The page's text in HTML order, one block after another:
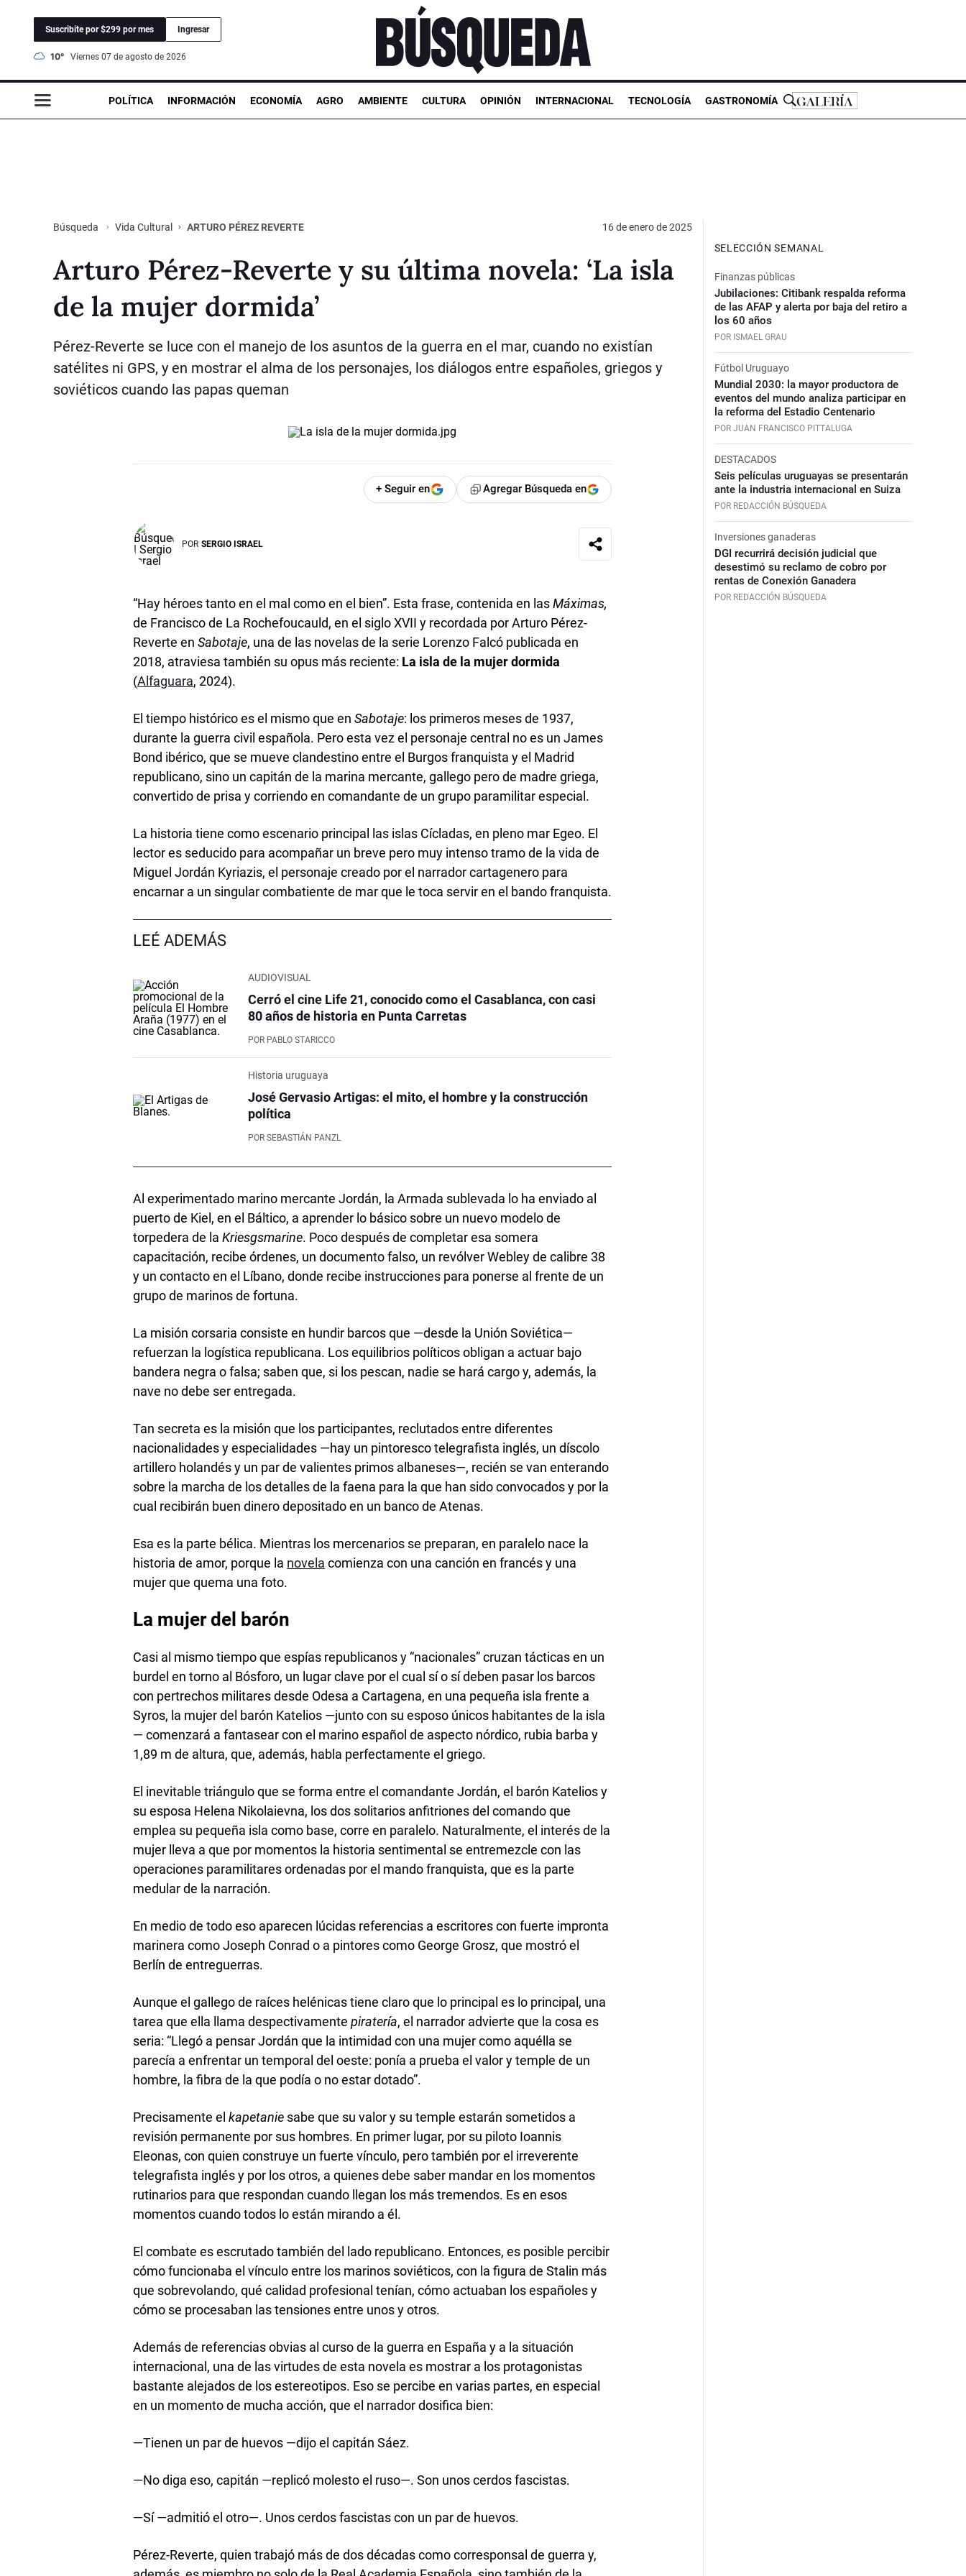
Suscribite por $299 por mes Ingresar
10° viernes 07 de agosto de 2026
POLÍTICA INFORMACIÓN ECONOMÍA AGRO AMBIENTE CULTURA OPINIÓN INTERNACIONAL TECNOLOGÍA GASTRONOMÍA
Búsqueda Vida Cultural ARTURO PÉREZ REVERTE 16 de enero de 2025
Arturo Pérez-Reverte y su última novela: ‘La isla
de la mujer dormida’
Pérez-Reverte se luce con el manejo de los asuntos de la guerra en el mar, cuando no existían
satélites ni GPS, y en mostrar el alma de los personajes, los diálogos entre españoles, griegos y
soviéticos cuando las papas queman
+ Seguir en Agregar Búsqueda en
POR SERGIO ISRAEL
“Hay héroes tanto en el mal como en el bien”. Esta frase, contenida en lasMáximas,
de Francisco de La Rochefoucauld, en el siglo XVII y recordada por Arturo Pérez-
Reverte enSabotaje, una de las novelas de la serie Lorenzo Falcó publicada en
2018, atraviesa también su opus más reciente: La isla de la mujer dormida
(Alfaguara, 2024).
El tiempo histórico es el mismo que enSabotaje: los primeros meses de 1937,
durante la guerra civil española. Pero esta vez el personaje central no es un James
Bond ibérico, que se mueve clandestino entre el Burgos franquista y el Madrid
republicano, sino un capitán de la marina mercante, gallego pero de madre griega,
convertido de prisa y corriendo en comandante de un grupo paramilitar especial.
La historia tiene como escenario principal las islas Cícladas, en pleno mar Egeo. El
lector es seducido para acompañar un breve pero muy intenso tramo de la vida de
Miguel Jordán Kyriazis, el personaje creado por el narrador cartagenero para
encarnar a un singular combatiente de mar que le toca servir en el bando franquista.
LEÉ ADEMÁS
AUDIOVISUAL
Cerró el cine Life 21, conocido como el Casablanca, con casi
80 años de historia en Punta Carretas
POR PABLO STARICCO
Historia uruguaya
José Gervasio Artigas: el mito, el hombre y la construcción
política
POR SEBASTIÁN PANZL
Al experimentado marino mercante Jordán, la Armada sublevada lo ha enviado al
puerto de Kiel, en el Báltico, a aprender lo básico sobre un nuevo modelo de
torpedera de laKriesgsmarine. Poco después de completar esa somera
capacitación, recibe órdenes, un documento falso, un revólver Webley de calibre 38
y un contacto en el Líbano, donde recibe instrucciones para ponerse al frente de un
grupo de marinos de fortuna.
La misión corsaria consiste en hundir barcos que —desde la Unión Soviética—
refuerzan la logística republicana. Los equilibrios políticos obligan a actuar bajo
bandera negra o falsa; saben que, si los pescan, nadie se hará cargo y, además, la
nave no debe ser entregada.
Tan secreta es la misión que los participantes, reclutados entre diferentes
nacionalidades y especialidades —hay un pintoresco telegrafista inglés, un díscolo
artillero holandés y un par de valientes primos albaneses—, recién se van enterando
sobre la marcha de los detalles de la faena para la que han sido convocados y por la
cual recibirán buen dinero depositado en un banco de Atenas.
Esa es la parte bélica. Mientras los mercenarios se preparan, en paralelo nace la
historia de amor, porque la novela comienza con una canción en francés y una
mujer que quema una foto.
La mujer del barón
Casi al mismo tiempo que espías republicanos y “nacionales” cruzan tácticas en un
burdel en torno al Bósforo, un lugar clave por el cual sí o sí deben pasar los barcos
con pertrechos militares desde Odesa a Cartagena, en una pequeña isla frente a
Syros, la mujer del barón Katelios —junto con su esposo únicos habitantes de la isla
— comenzará a fantasear con el marino español de aspecto nórdico, rubia barba y
1,89 m de altura, que, además, habla perfectamente el griego.
El inevitable triángulo que se forma entre el comandante Jordán, el barón Katelios y
su esposa Helena Nikolaievna, los dos solitarios anfitriones del comando que
emplea su pequeña isla como base, corre en paralelo. Naturalmente, el interés de la
mujer lleva a que por momentos la historia sentimental se entremezcle con las
operaciones paramilitares ordenadas por el mando franquista, que es la parte
medular de la narración.
En medio de todo eso aparecen lúcidas referencias a escritores con fuerte impronta
marinera como Joseph Conrad o a pintores como George Grosz, que mostró el
Berlín de entreguerras.
Aunque el gallego de raíces helénicas tiene claro que lo principal es lo principal, una
tarea que ella llama despectivamentepiratería, el narrador advierte que la cosa es
seria: “Llegó a pensar Jordán que la intimidad con una mujer como aquélla se
parecía a enfrentar un temporal del oeste: ponía a prueba el valor y temple de un
hombre, la fibra de la que podía o no estar dotado”.
Precisamente elkapetanie sabe que su valor y su temple estarán sometidos a
revisión permanente por sus hombres. En primer lugar, por su piloto Ioannis
Eleonas, con quien construye un fuerte vínculo, pero también por el irreverente
telegrafista inglés y por los otros, a quienes debe saber mandar en los momentos
rutinarios para que respondan cuando llegan los más tremendos. Es en esos
momentos cuando todos lo están mirando a él.
El combate es escrutado también del lado republicano. Entonces, es posible percibir
cómo funcionaba el vínculo entre los marinos soviéticos, con la figura de Stalin más
que sobrevolando, qué calidad profesional tenían, cómo actuaban los españoles y
cómo se procesaban las tensiones entre unos y otros.
Además de referencias obvias al curso de la guerra en España y a la situación
internacional, una de las virtudes de esta novela es mostrar a los protagonistas
bastante alejados de los estereotipos. Eso se percibe en varias partes, en especial
en un momento de mucha acción, que el narrador dosifica bien:
—Tienen un par de huevos —dijo el capitán Sáez.
—No diga eso, capitán —replicó molesto el ruso—. Son unos cerdos fascistas.
—Sí —admitió el otro—. Unos cerdos fascistas con un par de huevos.
Pérez-Reverte, quien trabajó más de dos décadas como corresponsal de guerra y,
SELECCIÓN SEMANAL
Finanzas públicas
Jubilaciones: Citibank respalda reforma
de las AFAP y alerta por baja del retiro a
los 60 años
POR ISMAEL GRAU
Fútbol Uruguayo
Mundial 2030: la mayor productora de
eventos del mundo analiza participar en
la reforma del Estadio Centenario
POR JUAN FRANCISCO PITTALUGA
DESTACADOS
Seis películas uruguayas se presentarán
ante la industria internacional en Suiza
POR REDACCIÓN BÚSQUEDA
Inversiones ganaderas
DGI recurrirá decisión judicial que
desestimó su reclamo de cobro por
rentas de Conexión Ganadera
POR REDACCIÓN BÚSQUEDA